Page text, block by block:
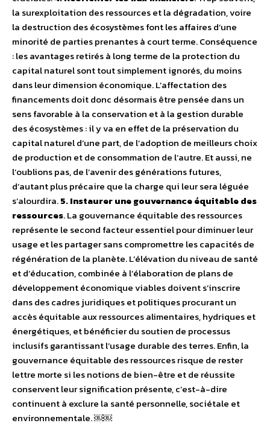
la surexploitation des ressources et la dégradation, voire
la destruction des écosystèmes font les affaires d’une
minorité de parties prenantes à court terme. Conséquence
: les avantages retirés à long terme de la protection du
capital naturel sont tout simplement ignorés, du moins
dans leur dimension économique. L’affectation des
financements doit donc désormais être pensée dans un
sens favorable à la conservation et à la gestion durable
des écosystèmes : il y va en effet de la préservation du
capital naturel d’une part, de l’adoption de meilleurs choix
de production et de consommation de l’autre. Et aussi, ne
l’oublions pas, de l’avenir des générations futures,
d’autant plus précaire que la charge qui leur sera léguée
s’alourdira.5. Instaurer une gouvernance équitable des
ressources. La gouvernance équitable des ressources
représente le second facteur essentiel pour diminuer leur
usage et les partager sans compromettre les capacités de
régénération de la planète. L’élévation du niveau de santé
et d’éducation, combinée à l’élaboration de plans de
développement économique viables doivent s’inscrire
dans des cadres juridiques et politiques procurant un
accès équitable aux ressources alimentaires, hydriques et
énergétiques, et bénéficier du soutien de processus
inclusifs garantissant l’usage durable des terres. Enfin, la
gouvernance équitable des ressources risque de rester
lettre morte si les notions de bien-être et de réussite
conservent leur signification présente, c’est-à-dire
continuent à exclure la santé personnelle, sociétale et
environnementale. ￼￼